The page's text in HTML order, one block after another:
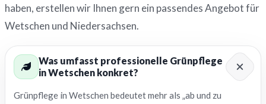
haben, erstellen wir Ihnen gern ein passendes Angebot für
Wetschen und Niedersachsen.
Was umfasst professionelle Grünpflege
in Wetschen konkret?
Grünpflege in Wetschen bedeutet mehr als „ab und zu